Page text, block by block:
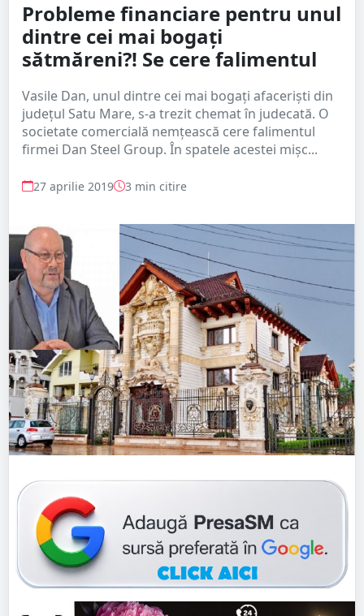
Probleme financiare pentru unul
dintre cei mai bogați
sătmăreni?! Se cere falimentul
Vasile Dan, unul dintre cei mai bogați afaceriști din
județul Satu Mare, s-a trezit chemat în judecată. O
societate comercială nemțească cere falimentul
firmei Dan Steel Group. În spatele acestei mișc...
27 aprilie 2019 3 min citire